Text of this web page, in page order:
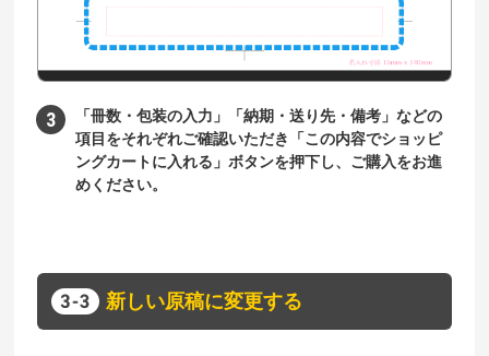
「冊数・包装の入力」「納期・送り先・備考」などの
項目をそれぞれご確認いただき「この内容でショッピ
ングカートに入れる」ボタンを押下し、ご購入をお進
めください。
新しい原稿に変更する